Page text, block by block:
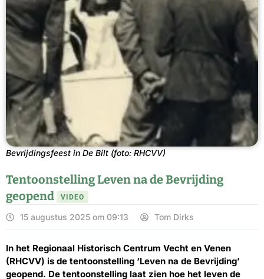
Bevrijdingsfeest in De Bilt (foto: RHCVV)
Tentoonstelling Leven na de Bevrijding
geopend
VIDEO
15 augustus 2025 om 09:13 Tom Dirks
In het Regionaal Historisch Centrum Vecht en Venen
(RHCVV) is de tentoonstelling ‘Leven na de Bevrijding’
geopend. De tentoonstelling laat zien hoe het leven de